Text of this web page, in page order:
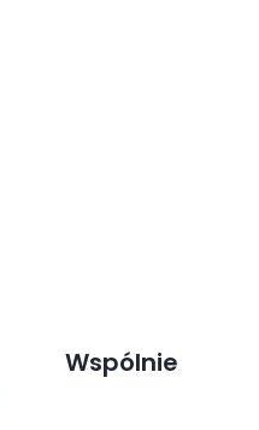
Wspólnie